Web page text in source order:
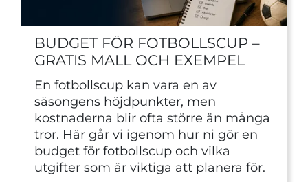
BUDGET FÖR FOTBOLLSCUP –
GRATIS MALL OCH EXEMPEL
En fotbollscup kan vara en av
säsongens höjdpunkter, men
kostnaderna blir ofta större än många
tror. Här går vi igenom hur ni gör en
budget för fotbollscup och vilka
utgifter som är viktiga att planera för.